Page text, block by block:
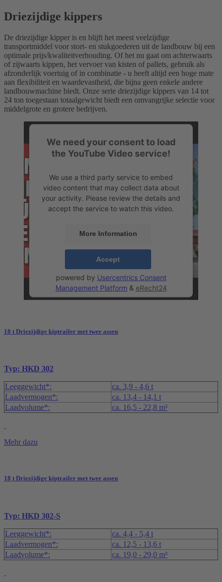
Driezijdige kippers
De driezijdige kipper is en blijft het meest veelzijdige
transportmiddel voor stort- en stukgoederen uit de landbouw bij een
optimale prijs/kwaliteitverhouding. Of het nu gaat om achterwaarts
of zijwaarts kippen, het vervoer van kisten of pallets, gebruik als
afzonderlijk voertuig of in combinatie - u heeft altijd een hoge mate
aan flexibiliteit en waardevastheid, die bijna geen enkele andere
landbouwmachine biedt. Onze serie driezijdige kippers van 14 tot
24 ton toegestaan totaalgewicht biedt een omvangrijke selectie voor
middelgrote en grotere bedrijven.
We need your consent to load
the YouTube Video service!
We use a third party service to embed
video content that may collect data about
your activity. Please review the details and
accept the service to watch this video.
More Information
Accept
powered by Usercentrics Consent
Management Platform & eRecht24
18 t Driezijdige kiptrailer met twee assen
Typ: HKD 302
Leeggewicht*:
ca. 3,9 - 4,6 t
Laadvermogen*:
ca. 13,4 - 14,1 t
Laadvolume*:
ca. 16,5 - 22,8 m³
Mehr dazu
18 t Driezijdige kiptrailer met twee assen
Typ: HKD 302-S
Leeggewicht*:
ca. 4,4 - 5,4 t
Laadvermogen*:
ca. 12,5 - 13,6 t
Laadvolume*:
ca. 19,0 - 29,0 m³